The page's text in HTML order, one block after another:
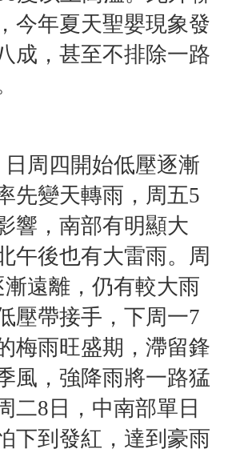
今年夏天聖嬰現象發
成，甚至不排除一路
周四開始低壓逐漸
先變天轉雨，周五5
響，南部有明顯大
午後也有大雷雨。周
遠離，仍有較大雨
壓帶接手，下周一7
梅雨旺盛期，滯留鋒
風，強降雨將一路猛
二8日，中南部單日
下到發紅，達到豪雨